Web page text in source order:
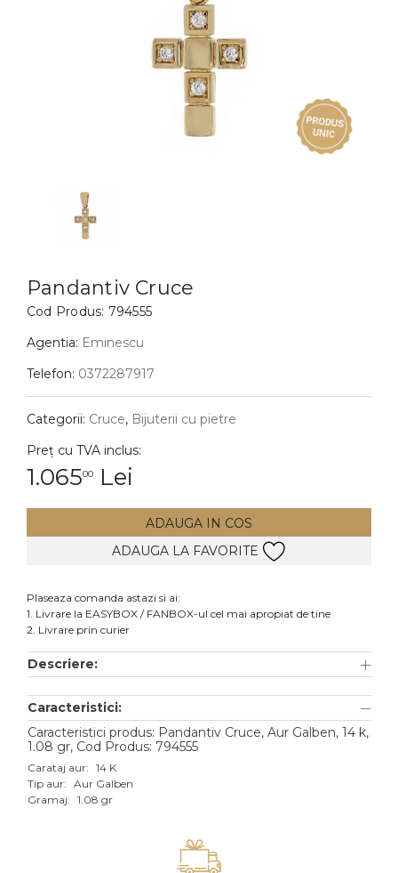
BIJUTERII COPII
Cercei
Bratari
Coliere
Lanturi
Pandantive
Inele
Cercei
Bratari
Lanturi
Pandantive
Accesorii
Aur galben
Aur alb
Aur roz
Pandantiv Cruce
Cod Produs: 794555
Agentia: Eminescu
Telefon: 0372287917
Categorii: Cruce, Bijuterii cu pietre
Preț cu TVA inclus:
1.06500 Lei
ADAUGA IN COS
ADAUGA LA FAVORITE
Plaseaza comanda astazi si ai:
1. Livrare la EASYBOX / FANBOX-ul cel mai apropiat de tine
2. Livrare prin curier
Descriere:
Caracteristici:
Caracteristici produs: Pandantiv Cruce, Aur Galben, 14 k,
1.08 gr, Cod Produs: 794555
Carataj aur: 14 K
Tip aur: Aur Galben
Gramaj: 1.08 gr